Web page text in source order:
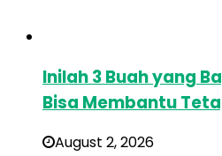
Inilah 3 Buah yang
Bisa Membantu
August 2, 2026